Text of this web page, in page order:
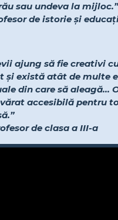
sau undeva la mijloc.”
de istorie și
ajung să fie creativi
și există atât de multe
din care să aleagă...
accesibilă pentru
de clasa a III-a